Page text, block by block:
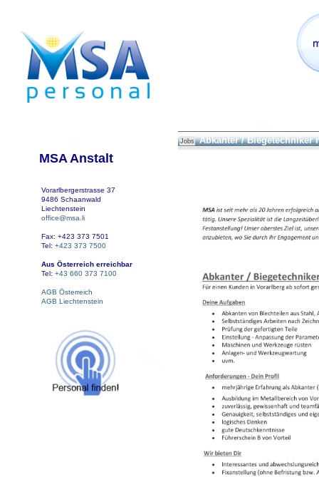
MSA Anstalt
Vorarlbergerstrasse 37
9486 Schaanwald
Liechtenstein
office@msa.li
Fax: +423 373 7501
Tel: +423 373 7500
Aus Österreich erreichbar
Tel: +43 660 373 7100
AGB Österreich
AGB Liechtenstein
Jobs Abkanter / Biegetechniker